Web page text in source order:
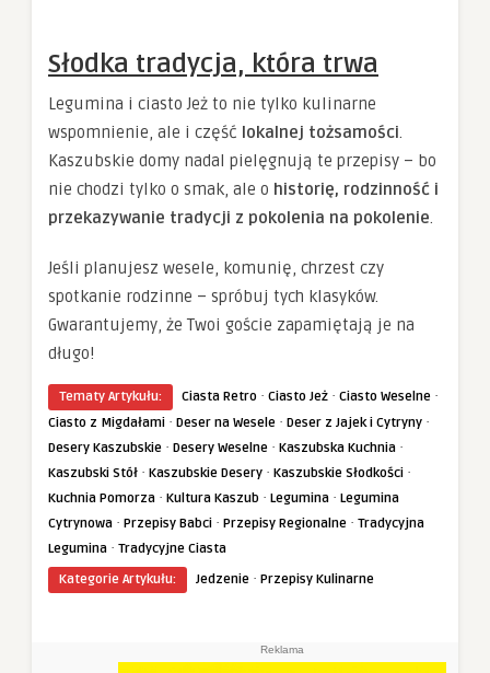
Słodka tradycja, która trwa
Legumina i ciasto Jeż to nie tylko kulinarne
wspomnienie, ale i część lokalnej tożsamości.
Kaszubskie domy nadal pielęgnują te przepisy – bo
nie chodzi tylko o smak, ale o historię, rodzinność i
przekazywanie tradycji z pokolenia na pokolenie.
Jeśli planujesz wesele, komunię, chrzest czy
spotkanie rodzinne – spróbuj tych klasyków.
Gwarantujemy, że Twoi goście zapamiętają je na
długo!
Tematy Artykułu: Ciasta Retro · Ciasto Jeż · Ciasto Weselne ·
Ciasto z Migdałami · Deser na Wesele · Deser z Jajek i Cytryny ·
Desery Kaszubskie · Desery Weselne · Kaszubska Kuchnia ·
Kaszubski Stół · Kaszubskie Desery · Kaszubskie Słodkości ·
Kuchnia Pomorza · Kultura Kaszub · Legumina · Legumina
Cytrynowa · Przepisy Babci · Przepisy Regionalne · Tradycyjna
Legumina · Tradycyjne Ciasta
Kategorie Artykułu:
Jedzenie · Przepisy Kulinarne
Reklama